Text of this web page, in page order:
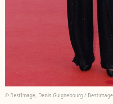
© BestImage, Denis Guignebourg / Bestimage